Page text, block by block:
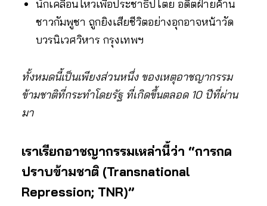
นักเคลื่อนไหวเพื่อประชาธิปไตย อดีตฝ่ายค้าน
ชาวกัมพูชา ถูกยิงเสียชีวิตอย่างอุกอาจหน้าวัด
บวรนิเวศวิหาร กรุงเทพฯ
ทั้งหมดนี้เป็นเพียงส่วนหนึ่ง ของเหตุอาชญากรรม
ข้ามชาติที่กระทำโดยรัฐ ที่เกิดขึ้นตลอด 10 ปีที่ผ่าน
มา
เราเรียกอาชญากรรมเหล่านี้ว่า “การกด
ปราบข้ามชาติ (Transnational
Repression; TNR)”